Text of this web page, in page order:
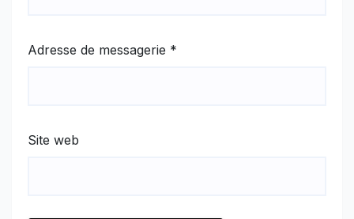
Adresse de messagerie *
Site web